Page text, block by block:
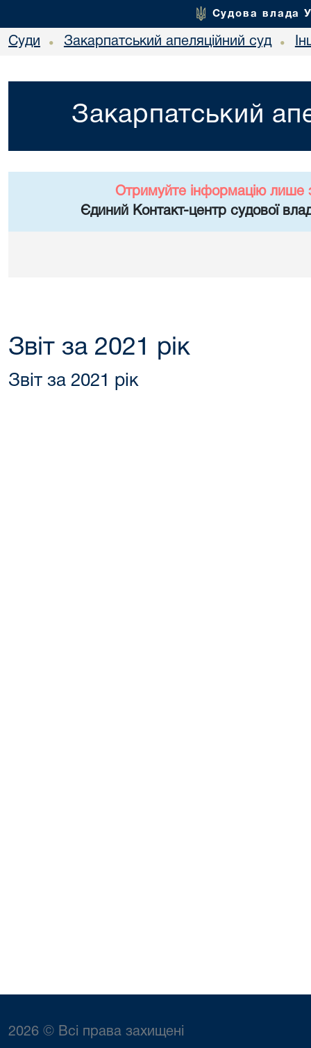
Судова влада
Суди • Закарпатський апеляційний суд •
Закарпатський
Отримуйте інформацію лише
Єдиний Контакт-центр судової
Звіт за 2021 рік
Звіт за 2021 рік
2026 © Всі права захищені